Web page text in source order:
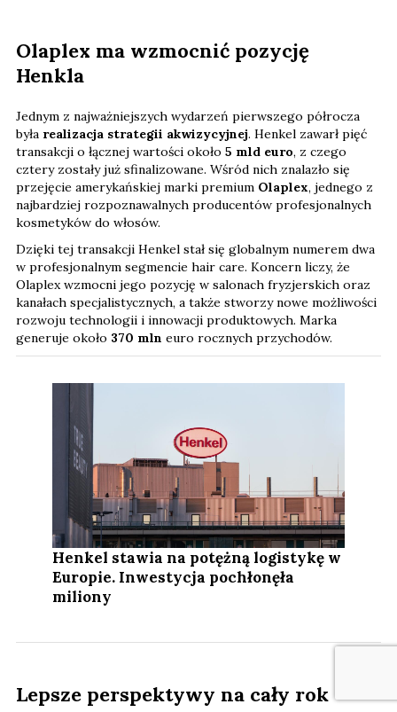
Olaplex ma wzmocnić pozycję
Henkla
Jednym z najważniejszych wydarzeń pierwszego półrocza
była realizacja strategii akwizycyjnej. Henkel zawarł pięć
transakcji o łącznej wartości około 5 mld euro, z czego
cztery zostały już sfinalizowane. Wśród nich znalazło się
przejęcie amerykańskiej marki premium Olaplex, jednego z
najbardziej rozpoznawalnych producentów profesjonalnych
kosmetyków do włosów.
Dzięki tej transakcji Henkel stał się globalnym numerem dwa
w profesjonalnym segmencie hair care. Koncern liczy, że
Olaplex wzmocni jego pozycję w salonach fryzjerskich oraz
kanałach specjalistycznych, a także stworzy nowe możliwości
rozwoju technologii i innowacji produktowych. Marka
generuje około 370 mln euro rocznych przychodów.
Henkel stawia na potężną logistykę w
Europie. Inwestycja pochłonęła
miliony
Lepsze perspektywy na cały rok